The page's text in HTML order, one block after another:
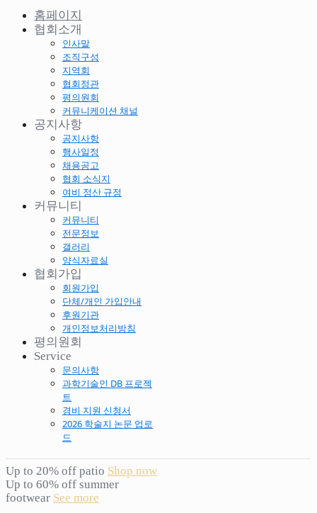
홈페이지
협회소개
인사말
조직구성
지역회
협회정관
평의원회
커뮤니케이션 채널
공지사항
공지사항
행사일정
채용공고
협회 소식지
여비 정산 규정
커뮤니티
커뮤니티
전문정보
갤러리
양식자료실
협회가입
회원가입
단체/개인 가입안내
후원기관
개인정보처리방침
평의원회
Service
문의사항
과학기술인 DB 프로젝
트
경비 지원 신청서
2026 학술지 논문 업로
드
Up to 20% off patio Shop now
Up to 60% off summer
footwear See more